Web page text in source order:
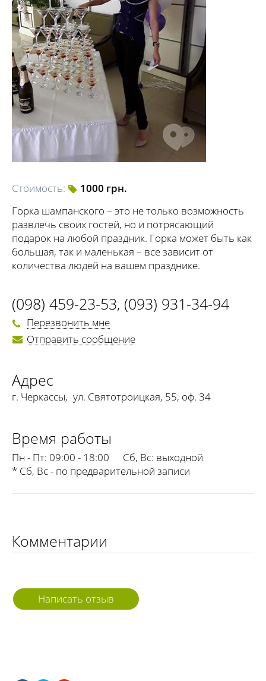
Стоимость:
1000 грн.
Горка шампанского – это не только возможность
развлечь своих гостей, но и потрясающий
подарок на любой праздник. Горка может быть как
большая, так и маленькая – все зависит от
количества людей на вашем празднике.
(098) 459-23-53, (093) 931-34-94
Перезвонить мне
Отправить сообщение
Адрес
г. Черкассы, ул. Святотроицкая, 55, оф. 34
Время работы
Пн - Пт: 09:00 - 18:00 Сб, Вс: выходной
* Сб, Вс - по предварительной записи
Комментарии
Написать отзыв